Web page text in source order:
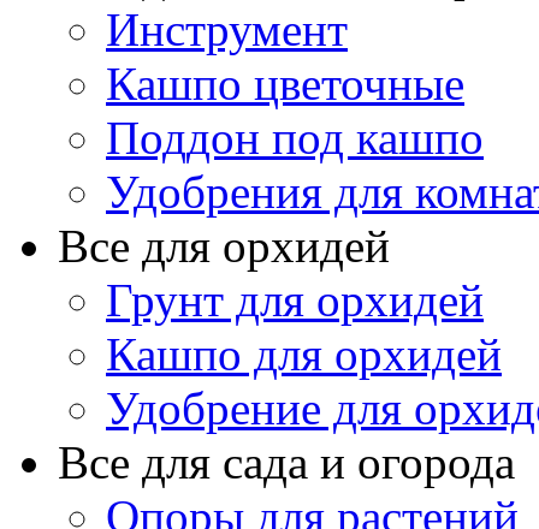
Инструмент
Кашпо цветочные
Поддон под кашпо
Удобрения для
Все для орхидей
Грунт для орхидей
Кашпо для орхидей
Удобрение для
Все для сада и огорода
Опоры для растений